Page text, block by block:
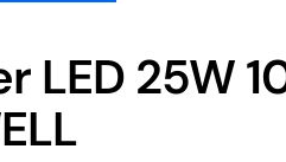
MEAN
LED 25W